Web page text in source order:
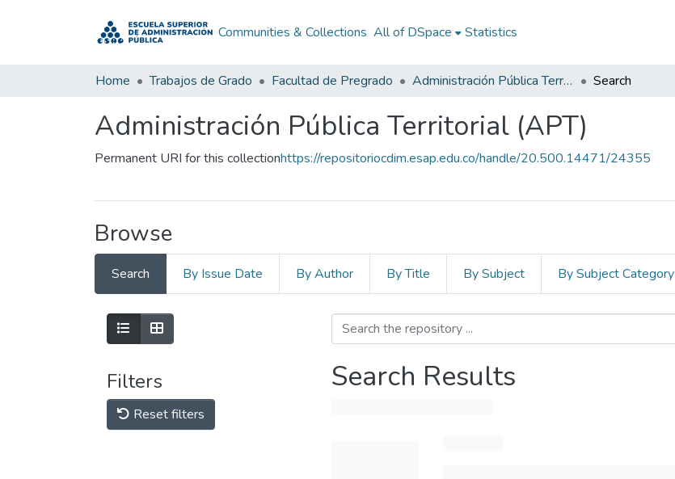
Communities & Collections All of DSpace Statistics
Home Trabajos de Grado Facultad de Pregrado Administración Pública Territorial (APT) Search
Administración Pública Territorial (APT)
Permanent URI for this collectionhttps://repositoriocdim.esap.edu.co/handle/20.500.14471/24355
Browse
Search By Issue Date By Author By Title By Subject By Subject Category
Filters
Reset filters
Search Results